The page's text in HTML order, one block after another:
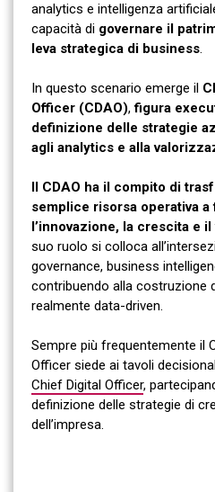
analytics e intelligenza
capacità di governare il
leva strategica di business.
In questo scenario emerge il
Officer (CDAO),figura
definizione delle strategie
agli analytics e alla
Il CDAO ha il compito di
semplice risorsa operativa
l’innovazione, la crescita e
suo ruolo si colloca
governance, business
contribuendo alla costruzione
realmente data-driven.
Sempre più frequentemente il
Officer siede ai tavoli
Chief Digital Officer,
definizione delle strategie di
dell’impresa.